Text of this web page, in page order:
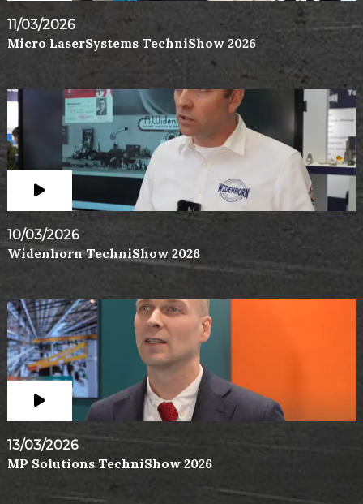
11/03/2026
Micro LaserSystems TechniShow 2026
10/03/2026
Widenhorn TechniShow 2026
13/03/2026
MP Solutions TechniShow 2026